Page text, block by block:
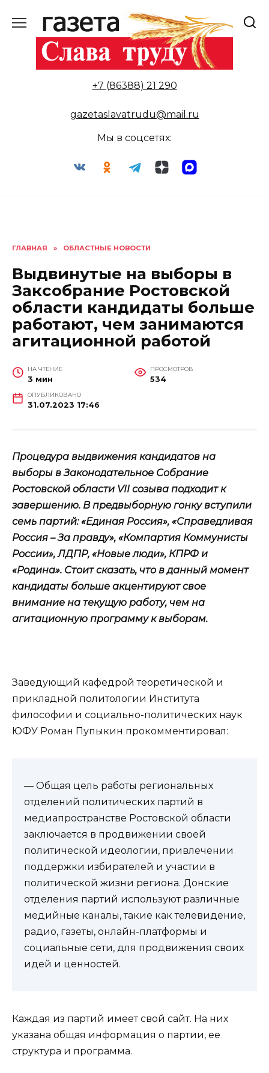
содержанию
+7 (86388) 21 290
gazetaslavatrudu@mail.ru
Мы в соцсетях:
ГЛАВНАЯ » ОБЛАСТНЫЕ НОВОСТИ
Выдвинутые на выборы в
Заксобрание Ростовской
области кандидаты больше
работают, чем занимаются
агитационной работой
НА ЧТЕНИЕ
3 мин
ПРОСМОТРОВ
534
ОПУБЛИКОВАНО
31.07.2023 17:46
Процедура выдвижения кандидатов на
выборы в Законодательное Собрание
Ростовской области VII созыва подходит к
завершению. В предвыборную гонку вступили
семь партий: «Единая Россия», «Справедливая
Россия – За правду», «Компартия Коммунисты
России», ЛДПР, «Новые люди», КПРФ и
«Родина». Стоит сказать, что в данный момент
кандидаты больше акцентируют свое
внимание на текущую работу, чем на
агитационную программу к выборам.
Заведующий кафедрой теоретической и
прикладной политологии Института
философии и социально-политических наук
ЮФУ Роман Пупыкин прокомментировал:
— Общая цель работы региональных
отделений политических партий в
медиапространстве Ростовской области
заключается в продвижении своей
политической идеологии, привлечении
поддержки избирателей и участии в
политической жизни региона. Донские
отделения партий используют различные
медийные каналы, такие как телевидение,
радио, газеты, онлайн-платформы и
социальные сети, для продвижения своих
идей и ценностей.
Каждая из партий имеет свой сайт. На них
указана общая информация о партии, ее
структура и программа.